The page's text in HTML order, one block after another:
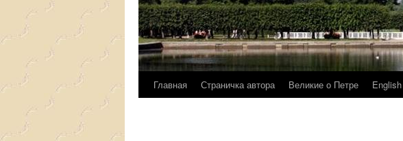
Перейти
Главная Страничка автора Великие о Петре English